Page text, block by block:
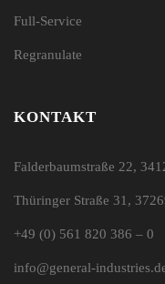
Full-Service
Regranulate
KONTAKT
Falderbaumstraße 22,
Thüringer Straße 31,
+49 (0) 561 820 386 – 0
info@general-